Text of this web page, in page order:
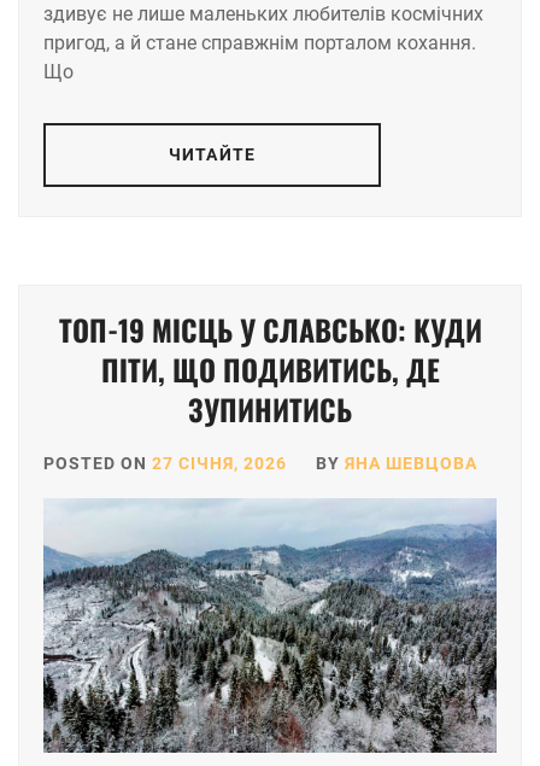
здивує не лише маленьких любителів космічних
пригод, а й стане справжнім порталом кохання.
Що
ЧИТАЙТЕ
ТОП-19 МІСЦЬ У СЛАВСЬКО: КУДИ
ПІТИ, ЩО ПОДИВИТИСЬ, ДЕ
ЗУПИНИТИСЬ
POSTED ON 27 СІЧНЯ, 2026 BY ЯНА ШЕВЦОВА